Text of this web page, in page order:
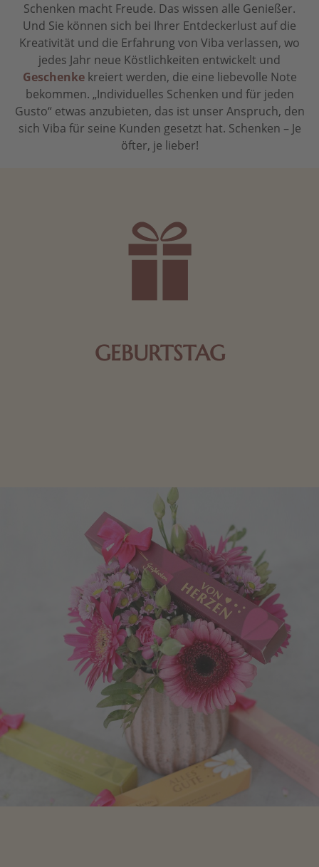
Schenken macht Freude. Das wissen alle Genießer.
Und Sie können sich bei Ihrer Entdeckerlust auf die
Kreativität und die Erfahrung von Viba verlassen, wo
jedes Jahr neue Köstlichkeiten entwickelt und
Geschenkekreiert werden, die eine liebevolle Note
bekommen. „Individuelles Schenken und für jeden
Gusto“ etwas anzubieten, das ist unser Anspruch, den
sich Viba für seine Kunden gesetzt hat. Schenken – Je
öfter, je lieber!
GEBURTSTAG